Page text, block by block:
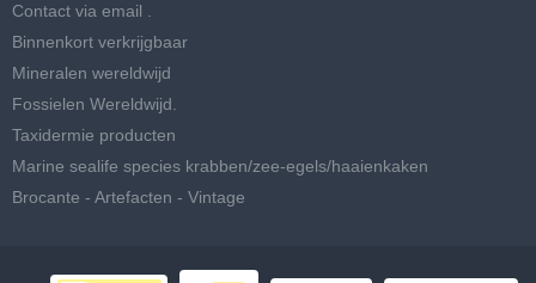
Contact via email .
Binnenkort verkrijgbaar
Mineralen wereldwijd
Fossielen Wereldwijd.
Taxidermie producten
Marine sealife species krabben/zee-egels/haaienkaken
Brocante - Artefacten - Vintage